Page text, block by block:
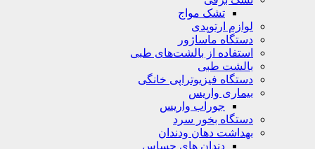
تشک مواج
لوازم ارتوپدی
دستگاه ماساژور
استفاده از بالشت‌های طبی
بالشت‌ طبی
دستگاه فیزیوتراپی خانگی
بیماری واریس
جوراب واریس
دستگاه‌ بخور سرد
بهداشت دهان ودندان
دندان های حساس